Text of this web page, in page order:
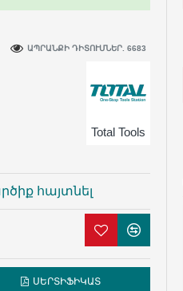
Total Tools
ԱՊՐԱՆՔԻ ԴԻՏՈՒՄՆԵՐ. 6683
հայտնել
ՍԵՐՏԻՖԻԿԱՏ